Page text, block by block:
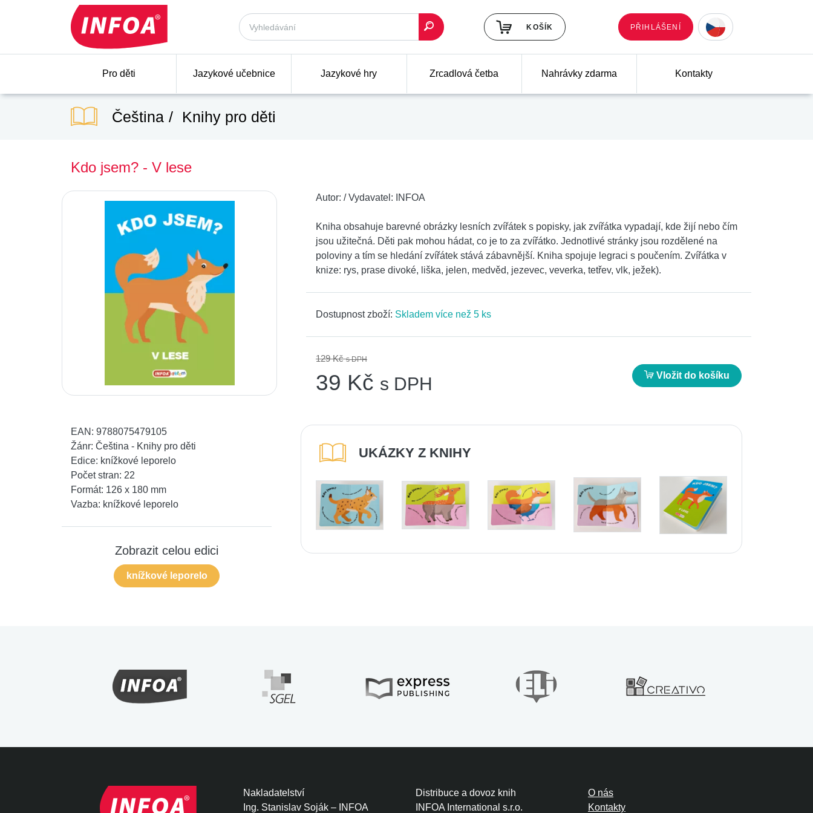
KOŠÍK PŘIHLÁŠENÍ
Pro děti Jazykové učebnice Jazykové hry Zrcadlová četba Nahrávky zdarma Kontakty
Čeština Knihy pro děti
Kdo jsem? - V lese
Autor: /Vydavatel: INFOA
Kniha obsahuje barevné obrázky lesních zvířátek s popisky, jak zvířátka vypadají, kde žijí nebo čím
jsou užitečná. Děti pak mohou hádat, co je to za zvířátko. Jednotlivé stránky jsou rozdělené na
poloviny a tím se hledání zvířátek stává zábavnější. Kniha spojuje legraci s poučením. Zvířátka v
knize: rys, prase divoké, liška, jelen, medvěd, jezevec, veverka, tetřev, vlk, ježek).
Dostupnost zboží: Skladem více než 5 ks
129 Kčs DPH
39 Kč s DPH Vložit do košíku
EAN: 9788075479105
Žánr: Čeština - Knihy pro děti
Edice: knížkové leporelo
Počet stran: 22
Formát: 126 x 180 mm
Vazba: knížkové leporelo
Zobrazit celou edici
knížkové leporelo
UKÁZKY Z KNIHY
Nakladatelství
Ing. Stanislav Soják – INFOA
Distribuce a dovoz knih
INFOA International s.r.o.
O nás
Kontakty